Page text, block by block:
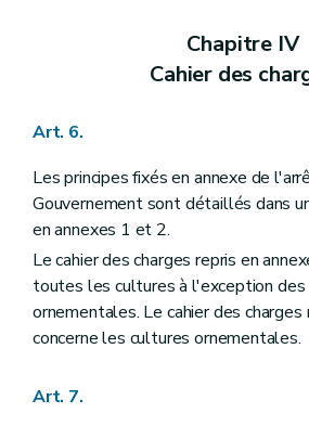
Chapitre IV
Cahier des
Art. 6.
Les principes fixés en annexe de
Gouvernement sont détaillés dans
en annexes 1 et 2.
Le cahier des charges repris en
toutes les cultures à l'exception
ornementales. Le cahier des charges
concerne les cultures ornementales.
Art. 7.